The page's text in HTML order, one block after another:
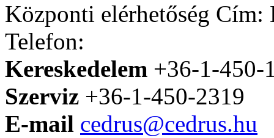
Központi elérhetőség Cím:
Telefon:
Kereskedelem +36-1-450-
Szerviz +36-1-450-2319
E-mail cedrus@cedrus.hu